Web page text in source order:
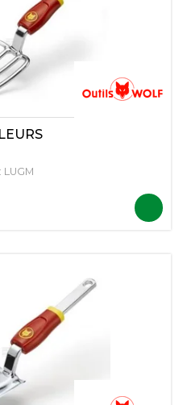
LUGM